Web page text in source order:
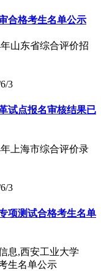
合格考生名单公示
山东省综合评价招
3
试点报名审核结果已
上海市综合评价录
3
项测试合格考生名单
息,西安工业大学
生名单公示